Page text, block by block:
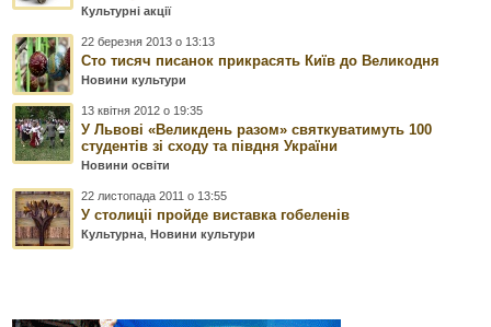
Культурні акції
22 березня 2013 о 13:13
Сто тисяч писанок прикрасять Київ до Великодня
Новини культури
13 квітня 2012 о 19:35
У Львові «Великдень разом» святкуватимуть 100
студентів зі cходу та півдня України
Новини освіти
22 листопада 2011 о 13:55
У столиціі пройде виставка гобеленів
Культурна ,Новини культури